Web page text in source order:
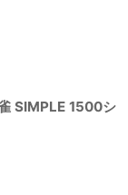
SIMPLE 1500シ